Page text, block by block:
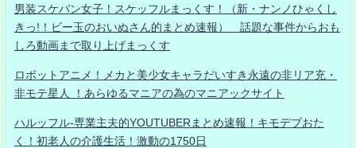
男装スケバン女子！スケッフルまっくす！（新・ナンノひゃくし
きっ!！ビー玉のおいぬさん的まとめ速報） 話題な事件からおも
しろ動画まで取り上げまっくす
ロボットアニメ！メカと美少女キャラだいすき永遠の非リア充・
非モテ星人 ！あらゆるマニアの為のマニアックサイト
ハルッフル-専業主夫的YOUTUBERまとめ速報！キモデブおた
く！初老人の介護生活！激動の1750日